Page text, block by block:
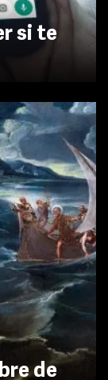
si te
de